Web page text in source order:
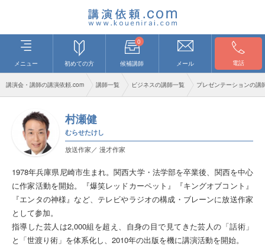
メニュー 初めての方
0
候補講師 メール 電話
講演会・講師の講演依頼.com 講師一覧 ビジネスの講師一覧 プレゼンテーションの講
村瀬健
むらせたけし
放送作家／ 漫才作家
1978年兵庫県尼崎市生まれ。関西大学・法学部を卒業後、関西を中心
に作家活動を開始。『爆笑レッドカーペット』『キングオブコント』
『エンタの神様』など、テレビやラジオの構成・ブレーンに放送作家
として参加。
指導した芸人は2,000組を超え、自身の目で見てきた芸人の「話術」
と「世渡り術」を体系化し、2010年の出版を機に講演活動を開始。